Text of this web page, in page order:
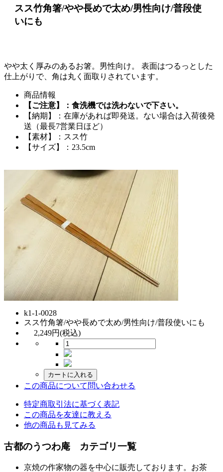
スス竹角箸/やや長めで太め/男性向け/普段使
いにも
やや太く厚みのあるお箸。男性向け。 表面はつるっとした
仕上がりで、角は丸く面取りされています。
商品情報
【ご注意】：食洗機では洗わないで下さい。
【納期】：在庫があれば即発送。ない場合は入荷後発
送（最長7営業日ほど）
【素材】：スス竹
【サイズ】：23.5cm
k1-1-0028
スス竹角箸/やや長めで太め/男性向け/普段使いにも
2,249円(税込)
この商品について問い合わせる
特定商取引法に基づく表記
この商品を友達に教える
他の商品も見てみる
古都のうつわ庵 カテゴリ一覧
京焼の作家物の器を中心に販売しております。お茶